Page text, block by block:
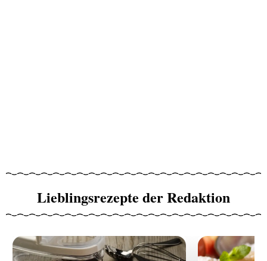
Lieblingsrezepte der Redaktion